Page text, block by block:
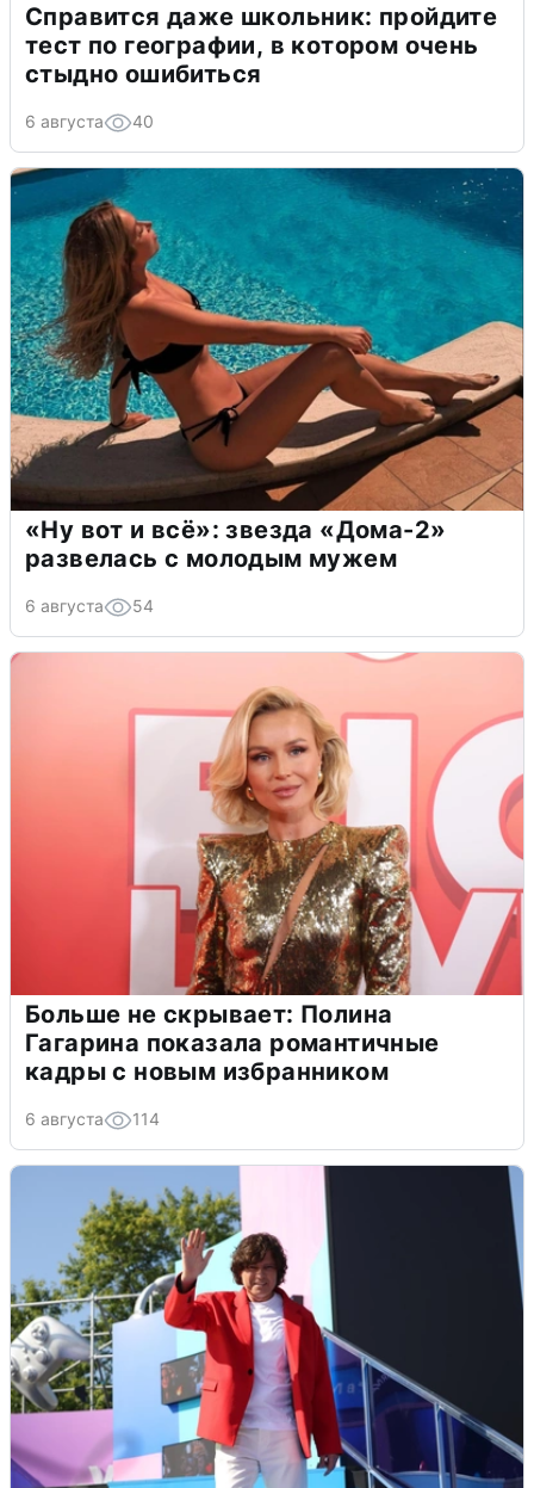
Справится даже школьник: пройдите
тест по географии, в котором очень
стыдно ошибиться
6 августа 40
«Ну вот и всё»: звезда «Дома-2»
развелась с молодым мужем
6 августа 54
Больше не скрывает: Полина
Гагарина показала романтичные
кадры с новым избранником
6 августа 114